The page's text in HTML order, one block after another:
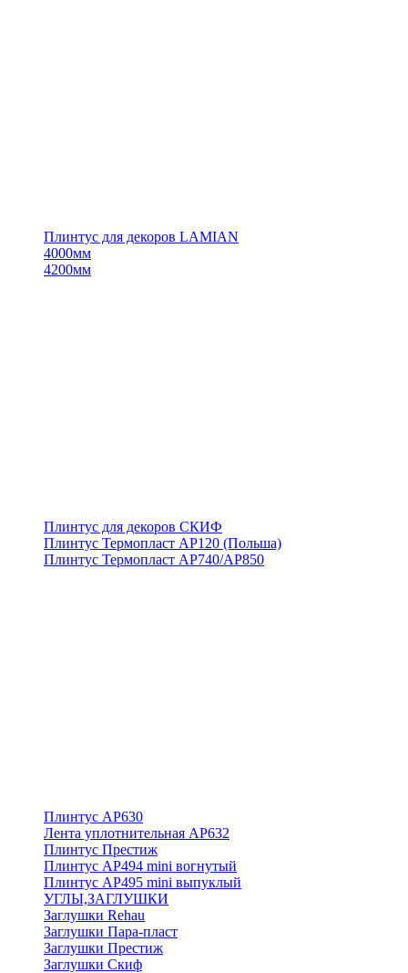
Плинтус для декоров LAMIAN
4000мм
4200мм
Плинтус для декоров СКИФ
Плинтус Термопласт АР120 (Польша)
Плинтус Термопласт АР740/АР850
Плинтус АР630
Лента уплотнительная АР632
Плинтус Престиж
Плинтус АР494 mini вогнутый
Плинтус АР495 mini выпуклый
УГЛЫ,ЗАГЛУШКИ
Заглушки Rehau
Заглушки Пара-пласт
Заглушки Престиж
Заглушки Скиф